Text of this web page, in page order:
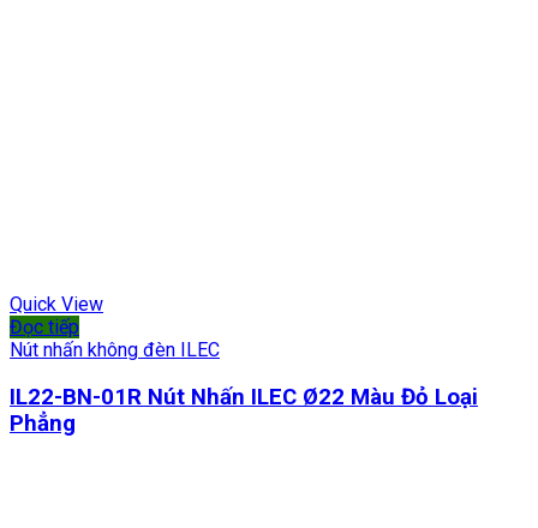
Quick View
Đọc tiếp
Nút nhấn không đèn ILEC
IL22-BN-01R Nút Nhấn ILEC Ø22 Màu Đỏ Loại
Phẳng